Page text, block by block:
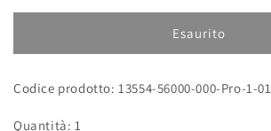
per
per
FAST
per
Alloggio
per
FAST
Esaurito
Codice prodotto: 13554-56000-000-Pro-1-01
Quantità: 1